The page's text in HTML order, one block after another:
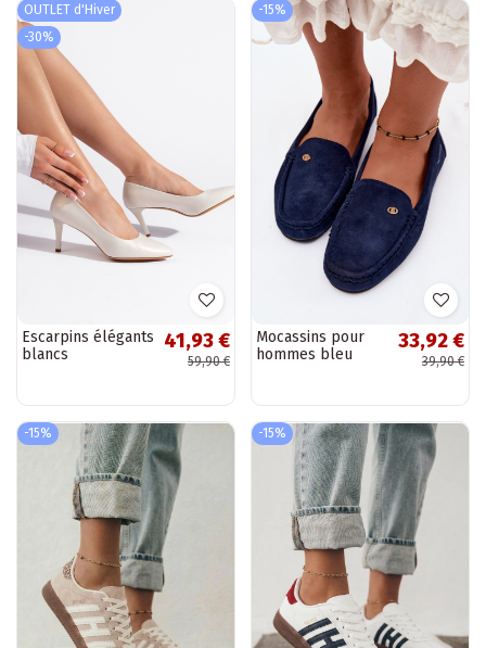
OUTLET d'Hiver
-30%
Escarpins élégants
blancs
41,93 €
59,90 €
-15%
Mocassins pour
hommes bleu
33,92 €
39,90 €
-15% -15%